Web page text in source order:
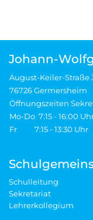
Johann-
August-Keiler-Straße
76726 Germersheim
Öffnungszeiten
Mo-Do 7:15 - 16:00
Fr 7:15 - 13:30 Uhr
Schulleitung
Sekretariat
Lehrerkollegium